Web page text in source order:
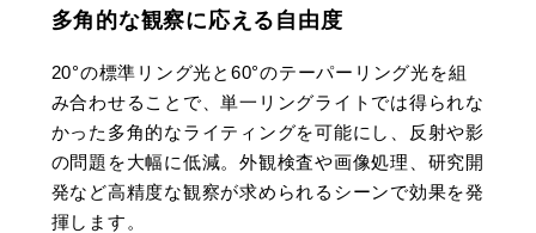
多角的な観察に応える自由度
20°の標準リング光と60°のテーパーリング光を組
み合わせることで、単一リングライトでは得られな
かった多角的なライティングを可能にし、反射や影
の問題を大幅に低減。外観検査や画像処理、研究開
発など高精度な観察が求められるシーンで効果を発
揮します。